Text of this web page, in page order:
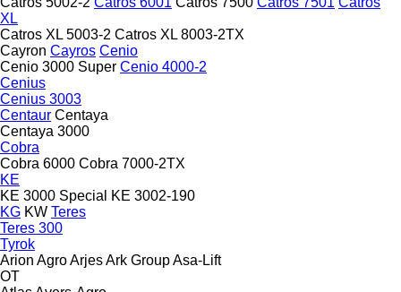
XL
Catros XL 5003-2 Catros XL 8003-2TX
Cayron Cayros Cenio
Cenio 3000 Super Cenio 4000-2
Cenius
Cenius 3003
Centaur Centaya
Centaya 3000
Cobra
Cobra 6000 Cobra 7000-2TX
KE
KE 3000 Special
KE 3002-190
KG KW Teres
Teres 300
Tyrok
Arion AgroArjesArk GroupAsa-Lift
OT